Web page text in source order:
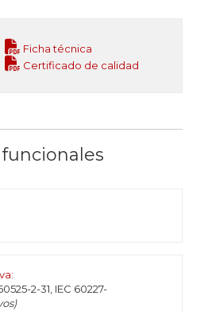
Ficha técnica
Certificado de calidad
2-31, IEC 60227-